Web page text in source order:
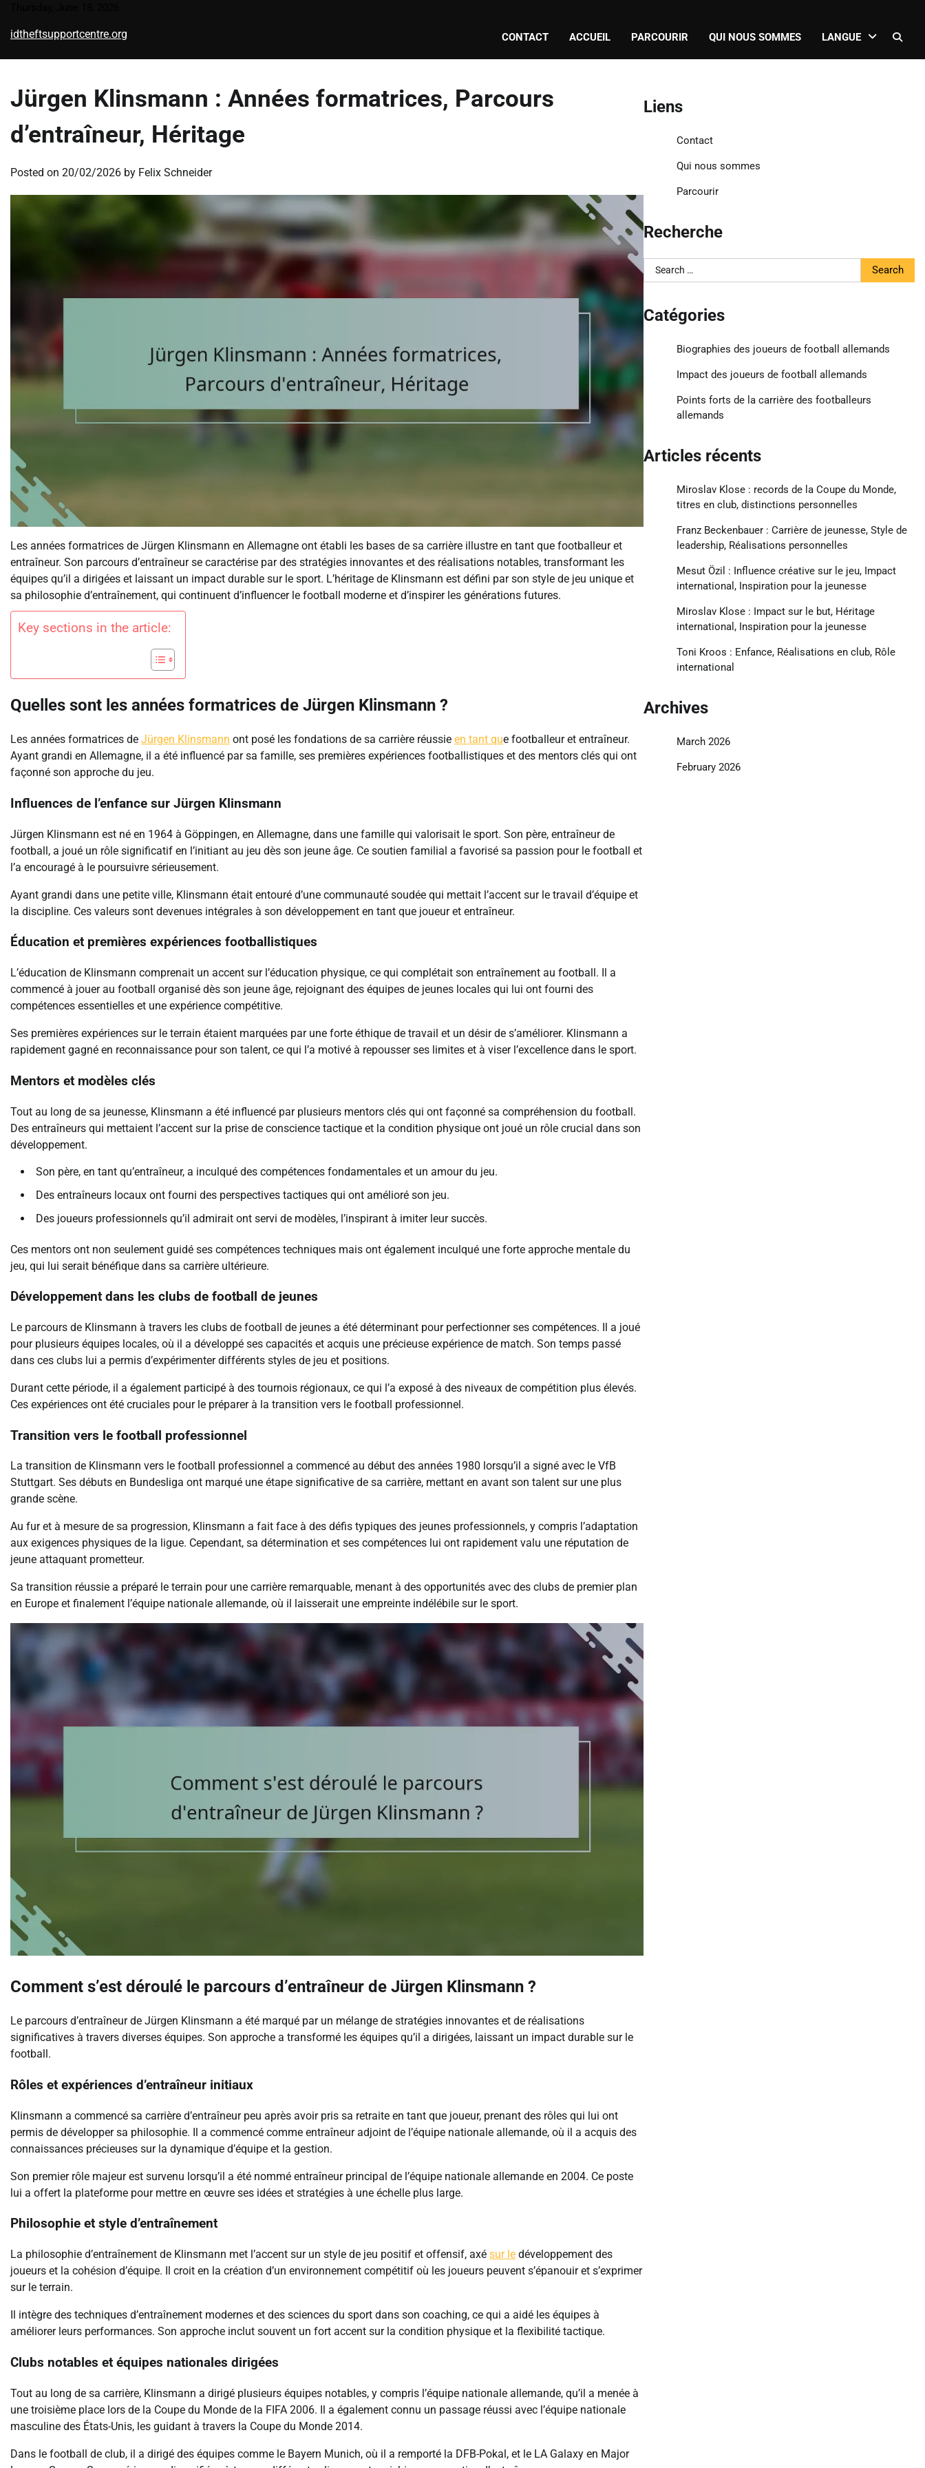
content
idtheftsupportcentre.org CONTACT ACCUEIL PARCOURIR QUI NOUS SOMMES LANGUE
Jürgen Klinsmann : Années formatrices, Parcours
d’entraîneur, Héritage
Posted on 20/02/2026 by Felix Schneider
Les années formatrices de Jürgen Klinsmann en Allemagne ont établi les bases de sa carrière illustre en tant que footballeur et
entraîneur. Son parcours d’entraîneur se caractérise par des stratégies innovantes et des réalisations notables, transformant les
équipes qu’il a dirigées et laissant un impact durable sur le sport. L’héritage de Klinsmann est défini par son style de jeu unique et
sa philosophie d’entraînement, qui continuent d’influencer le football moderne et d’inspirer les générations futures.
Key sections in the article:
Quelles sont les années formatrices de Jürgen Klinsmann ?
Les années formatrices de Jürgen Klinsmann ont posé les fondations de sa carrière réussie en tant que footballeur et entraîneur.
Ayant grandi en Allemagne, il a été influencé par sa famille, ses premières expériences footballistiques et des mentors clés qui ont
façonné son approche du jeu.
Influences de l’enfance sur Jürgen Klinsmann
Jürgen Klinsmann est né en 1964 à Göppingen, en Allemagne, dans une famille qui valorisait le sport. Son père, entraîneur de
football, a joué un rôle significatif en l’initiant au jeu dès son jeune âge. Ce soutien familial a favorisé sa passion pour le football et
l’a encouragé à le poursuivre sérieusement.
Ayant grandi dans une petite ville, Klinsmann était entouré d’une communauté soudée qui mettait l’accent sur le travail d’équipe et
la discipline. Ces valeurs sont devenues intégrales à son développement en tant que joueur et entraîneur.
Éducation et premières expériences footballistiques
L’éducation de Klinsmann comprenait un accent sur l’éducation physique, ce qui complétait son entraînement au football. Il a
commencé à jouer au football organisé dès son jeune âge, rejoignant des équipes de jeunes locales qui lui ont fourni des
compétences essentielles et une expérience compétitive.
Ses premières expériences sur le terrain étaient marquées par une forte éthique de travail et un désir de s’améliorer. Klinsmann a
rapidement gagné en reconnaissance pour son talent, ce qui l’a motivé à repousser ses limites et à viser l’excellence dans le sport.
Mentors et modèles clés
Tout au long de sa jeunesse, Klinsmann a été influencé par plusieurs mentors clés qui ont façonné sa compréhension du football.
Des entraîneurs qui mettaient l’accent sur la prise de conscience tactique et la condition physique ont joué un rôle crucial dans son
développement.
Son père, en tant qu’entraîneur, a inculqué des compétences fondamentales et un amour du jeu.
Des entraîneurs locaux ont fourni des perspectives tactiques qui ont amélioré son jeu.
Des joueurs professionnels qu’il admirait ont servi de modèles, l’inspirant à imiter leur succès.
Ces mentors ont non seulement guidé ses compétences techniques mais ont également inculqué une forte approche mentale du
jeu, qui lui serait bénéfique dans sa carrière ultérieure.
Développement dans les clubs de football de jeunes
Le parcours de Klinsmann à travers les clubs de football de jeunes a été déterminant pour perfectionner ses compétences. Il a joué
pour plusieurs équipes locales, où il a développé ses capacités et acquis une précieuse expérience de match. Son temps passé
dans ces clubs lui a permis d’expérimenter différents styles de jeu et positions.
Durant cette période, il a également participé à des tournois régionaux, ce qui l’a exposé à des niveaux de compétition plus élevés.
Ces expériences ont été cruciales pour le préparer à la transition vers le football professionnel.
Transition vers le football professionnel
La transition de Klinsmann vers le football professionnel a commencé au début des années 1980 lorsqu’il a signé avec le VfB
Stuttgart. Ses débuts en Bundesliga ont marqué une étape significative de sa carrière, mettant en avant son talent sur une plus
grande scène.
Au fur et à mesure de sa progression, Klinsmann a fait face à des défis typiques des jeunes professionnels, y compris l’adaptation
aux exigences physiques de la ligue. Cependant, sa détermination et ses compétences lui ont rapidement valu une réputation de
jeune attaquant prometteur.
Sa transition réussie a préparé le terrain pour une carrière remarquable, menant à des opportunités avec des clubs de premier plan
en Europe et finalement l’équipe nationale allemande, où il laisserait une empreinte indélébile sur le sport.
Comment s’est déroulé le parcours d’entraîneur de Jürgen Klinsmann ?
Le parcours d’entraîneur de Jürgen Klinsmann a été marqué par un mélange de stratégies innovantes et de réalisations
significatives à travers diverses équipes. Son approche a transformé les équipes qu’il a dirigées, laissant un impact durable sur le
football.
Rôles et expériences d’entraîneur initiaux
Klinsmann a commencé sa carrière d’entraîneur peu après avoir pris sa retraite en tant que joueur, prenant des rôles qui lui ont
permis de développer sa philosophie. Il a commencé comme entraîneur adjoint de l’équipe nationale allemande, où il a acquis des
connaissances précieuses sur la dynamique d’équipe et la gestion.
Son premier rôle majeur est survenu lorsqu’il a été nommé entraîneur principal de l’équipe nationale allemande en 2004. Ce poste
lui a offert la plateforme pour mettre en œuvre ses idées et stratégies à une échelle plus large.
Philosophie et style d’entraînement
La philosophie d’entraînement de Klinsmann met l’accent sur un style de jeu positif et offensif, axé sur le développement des
joueurs et la cohésion d’équipe. Il croit en la création d’un environnement compétitif où les joueurs peuvent s’épanouir et s’exprimer
sur le terrain.
Il intègre des techniques d’entraînement modernes et des sciences du sport dans son coaching, ce qui a aidé les équipes à
améliorer leurs performances. Son approche inclut souvent un fort accent sur la condition physique et la flexibilité tactique.
Clubs notables et équipes nationales dirigées
Tout au long de sa carrière, Klinsmann a dirigé plusieurs équipes notables, y compris l’équipe nationale allemande, qu’il a menée à
une troisième place lors de la Coupe du Monde de la FIFA 2006. Il a également connu un passage réussi avec l’équipe nationale
masculine des États-Unis, les guidant à travers la Coupe du Monde 2014.
Dans le football de club, il a dirigé des équipes comme le Bayern Munich, où il a remporté la DFB-Pokal, et le LA Galaxy en Major
Liens
Contact
Qui nous sommes
Parcourir
Recherche
Search
for:
Catégories
Biographies des joueurs de football allemands
Impact des joueurs de football allemands
Points forts de la carrière des footballeurs
allemands
Articles récents
Miroslav Klose : records de la Coupe du Monde,
titres en club, distinctions personnelles
Franz Beckenbauer : Carrière de jeunesse, Style de
leadership, Réalisations personnelles
Mesut Özil : Influence créative sur le jeu, Impact
international, Inspiration pour la jeunesse
Miroslav Klose : Impact sur le but, Héritage
international, Inspiration pour la jeunesse
Toni Kroos : Enfance, Réalisations en club, Rôle
international
Archives
March 2026
February 2026